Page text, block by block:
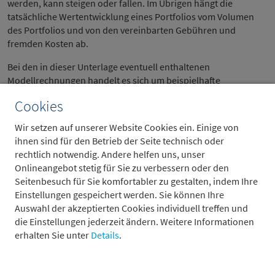
Cookies
Wir setzen auf unserer Website Cookies ein. Einige von
ihnen sind für den Betrieb der Seite technisch oder
rechtlich notwendig. Andere helfen uns, unser
Onlineangebot stetig für Sie zu verbessern oder den
Seitenbesuch für Sie komfortabler zu gestalten, indem Ihre
Einstellungen gespeichert werden. Sie können Ihre
Auswahl der akzeptierten Cookies individuell treffen und
die Einstellungen jederzeit ändern. Weitere Informationen
erhalten Sie unter Details.
werden, kann steigen oder fallen. Im Übrigen hängt die
tatsächliche Wertentwicklung eines Portfolios vom Volumen
des Portfolios und von den vereinbarten Gebühren und
fremden Kosten ab.
Bei den in dieser Unterlage eventuell enthaltenen
Modellrechnungen handelt es sich um beispielhafte
Portfolios, die auf verschiedenen Annahmen (z. B. Ertrags- und
Volatilitätsannahmen) beruhen. Die tatsächliche
Wertentwicklung kann höher oder niedriger ausfallen – je nach
Marktentwicklung und dem Eintreffen der den
Modellrechnungen zugrunde liegenden Annahmen. Daher
kann die tatsächliche Wertentwicklung nicht gewährleistet,
garantiert oder zugesichert werden.
Metzler kann keine rechtliche Garantie oder Gewähr abgeben,
dass eine Wertuntergrenze gehalten oder eine Zielrendite
erreicht wird. Daher sollten sich Anleger bewusst sein, dass